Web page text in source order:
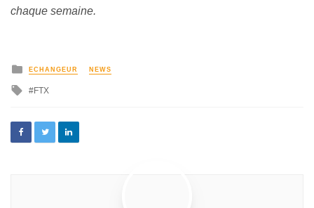
chaque semaine.
ECHANGEUR NEWS
FTX